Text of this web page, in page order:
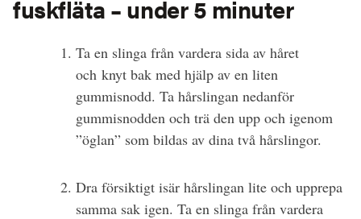
fuskfläta – under 5 minuter
Ta en slinga från vardera sida av håret
och knyt bak med hjälp av en liten
gummisnodd. Ta hårslingan nedanför
gummisnodden och trä den upp och igenom
”öglan” som bildas av dina två hårslingor.
Dra försiktigt isär hårslingan lite och upprepa
samma sak igen. Ta en slinga från vardera